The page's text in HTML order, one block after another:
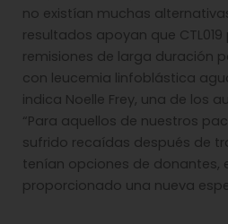
no existían muchas
resultados apoyan que
remisiones de larga duración
con leucemia linfoblástica
indica Noelle Frey, una de los
“Para aquellos de nuestros
sufrido recaídas después de
tenían opciones de donantes,
proporcionado una nueva